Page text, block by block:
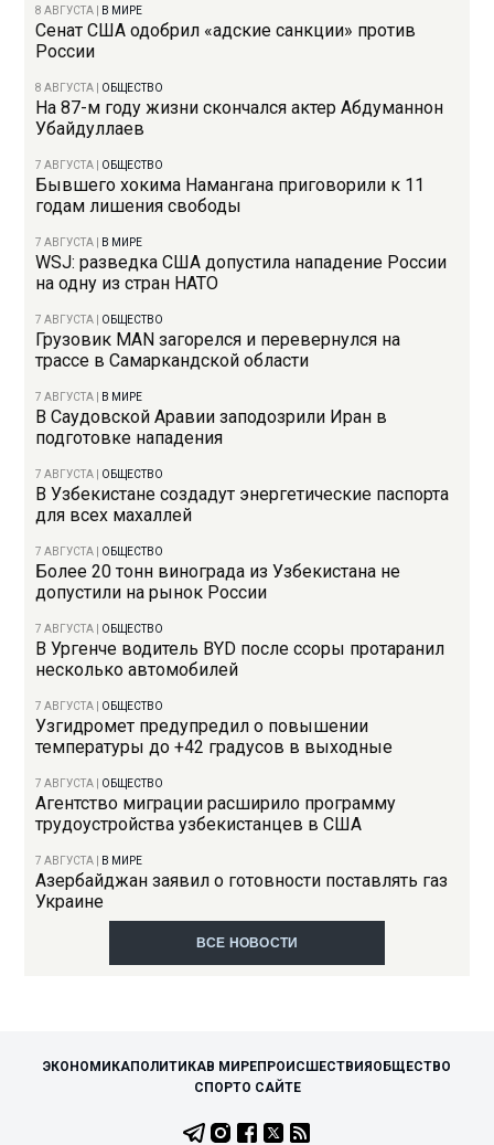
8 АВГУСТА В МИРЕ
Сенат США одобрил «адские санкции» против
России
8 АВГУСТА ОБЩЕСТВО
На 87-м году жизни скончался актер Абдуманнон
Убайдуллаев
7 АВГУСТА ОБЩЕСТВО
Бывшего хокима Намангана приговорили к 11
годам лишения свободы
7 АВГУСТА В МИРЕ
WSJ: разведка США допустила нападение России
на одну из стран НАТО
7 АВГУСТА ОБЩЕСТВО
Грузовик MAN загорелся и перевернулся на
трассе в Самаркандской области
7 АВГУСТА В МИРЕ
В Саудовской Аравии заподозрили Иран в
подготовке нападения
7 АВГУСТА ОБЩЕСТВО
В Узбекистане создадут энергетические паспорта
для всех махаллей
7 АВГУСТА ОБЩЕСТВО
Более 20 тонн винограда из Узбекистана не
допустили на рынок России
7 АВГУСТА ОБЩЕСТВО
В Ургенче водитель BYD после ссоры протаранил
несколько автомобилей
7 АВГУСТА ОБЩЕСТВО
Узгидромет предупредил о повышении
температуры до +42 градусов в выходные
7 АВГУСТА ОБЩЕСТВО
Агентство миграции расширило программу
трудоустройства узбекистанцев в США
7 АВГУСТА В МИРЕ
Азербайджан заявил о готовности поставлять газ
Украине
ВСЕ НОВОСТИ
ЭКОНОМИКАПОЛИТИКАВ МИРЕПРОИСШЕСТВИЯ ОБЩЕСТВО
СПОРТО САЙТЕ